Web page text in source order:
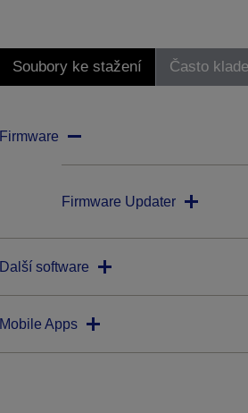
Soubory ke stažení Často
Firmware
Firmware Updater
Další software
Mobile Apps